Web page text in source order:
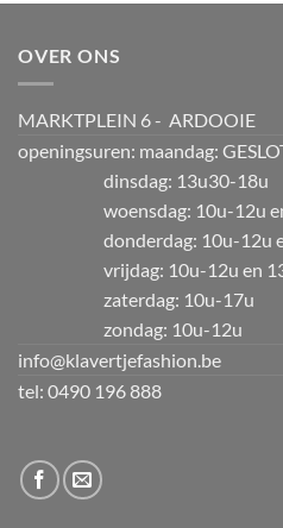
OVER ONS
MARKTPLEIN 6 - ARDOOIE
openingsuren: maandag:
dinsdag: 13u30-18u
woensdag: 10u-12u en
donderdag: 10u-12u en
vrijdag: 10u-12u en
zaterdag: 10u-17u
zondag: 10u-12u
info@klavertjefashion.be
tel: 0490 196 888